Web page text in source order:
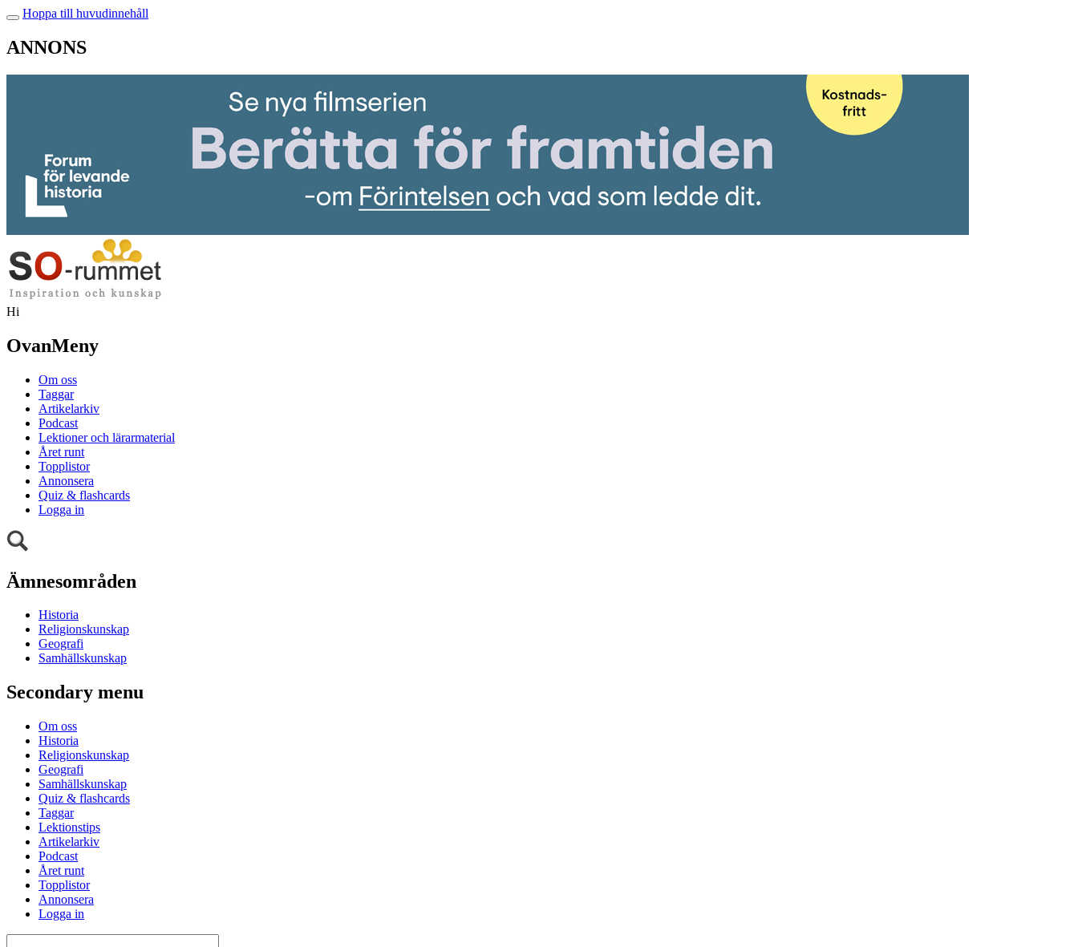
Hoppa till huvudinnehåll
ANNONS
Hi
OvanMeny
Om oss
Taggar
Artikelarkiv
Podcast
Lektioner och lärarmaterial
Året runt
Topplistor
Annonsera
Quiz & flashcards
Logga in
Ämnesområden
Historia
Religionskunskap
Geografi
Samhällskunskap
Secondary menu
Om oss
Historia
Religionskunskap
Geografi
Samhällskunskap
Quiz & flashcards
Taggar
Lektionstips
Artikelarkiv
Podcast
Året runt
Topplistor
Annonsera
Logga in